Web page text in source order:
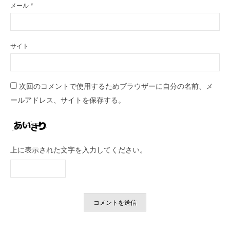
メール *
サイト
次回のコメントで使用するためブラウザーに自分の名前、メ
ールアドレス、サイトを保存する。
上に表示された文字を入力してください。